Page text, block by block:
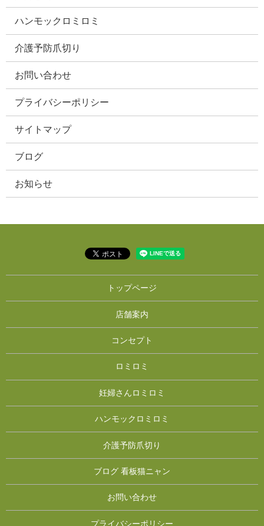
ハンモックロミロミ
介護予防爪切り
お問い合わせ
プライバシーポリシー
サイトマップ
ブログ
お知らせ
トップページ
店舗案内
コンセプト
ロミロミ
妊婦さんロミロミ
ハンモックロミロミ
介護予防爪切り
ブログ 看板猫ニャン
お問い合わせ
プライバシーポリシー